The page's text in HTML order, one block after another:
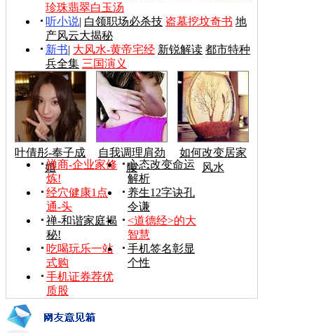
珍珠翡翠白玉汤
听小说| 白领职场必杀技 盗墓挖坟奇书 地
产风云大揭秘
新书| 大风水-黄帝宅经 新锐解读 都市特种
兵全集 三国演义
叶倩彤-奉子成
婚
自我调理肩劲
腰
如何改变居家
风水
禅商-企业家修
炼!
心态改变命运
解析
经穴健康1点
通-头
养生12字诀孔
令谦
禅-和谐家庭揭
秘!
<道德经>的大
智慧
吃喝玩乐一站
式购
手机签名彰显
个性
手机证券荐优
质股